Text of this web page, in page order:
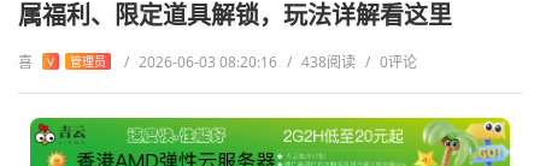
属福利、限定道具解锁，玩法详解看这里
喜 V 管理员 / 2026-06-03 08:20:16 / 438阅读 / 0评论